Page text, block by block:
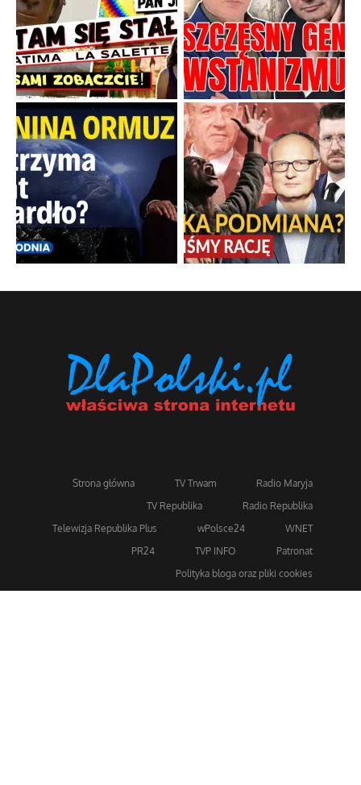
Strona główna TV Trwam
Radio Maryja
TV Republika
Radio Republika
Telewizja Republika Plus
wPolsce24
WNET
PR24
TVP INFO
Patronat
Polityka bloga oraz pliki cookies